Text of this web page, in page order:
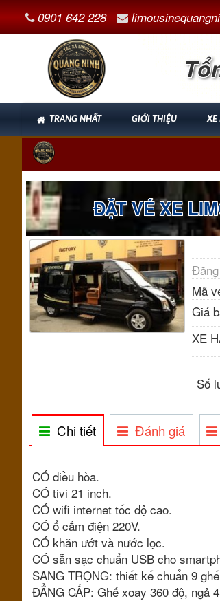
0901 642 228
TRANG NHẤT GIỚI THIỆU XE
ĐẶT VÉ XE
Mã
Giá
XE
Số
Chi tiết Đánh giá
CÓ điều hòa.
CÓ tivi 21 inch.
CÓ wifi internet tốc độ cao.
CÓ ổ cắm điện 220V.
CÓ khăn ướt và nước lọc.
CÓ sẵn sạc chuẩn USB cho
SANG TRỌNG: thiết kế chuẩn 9
ĐẲNG CẤP: Ghế xoay 360 độ, ngả